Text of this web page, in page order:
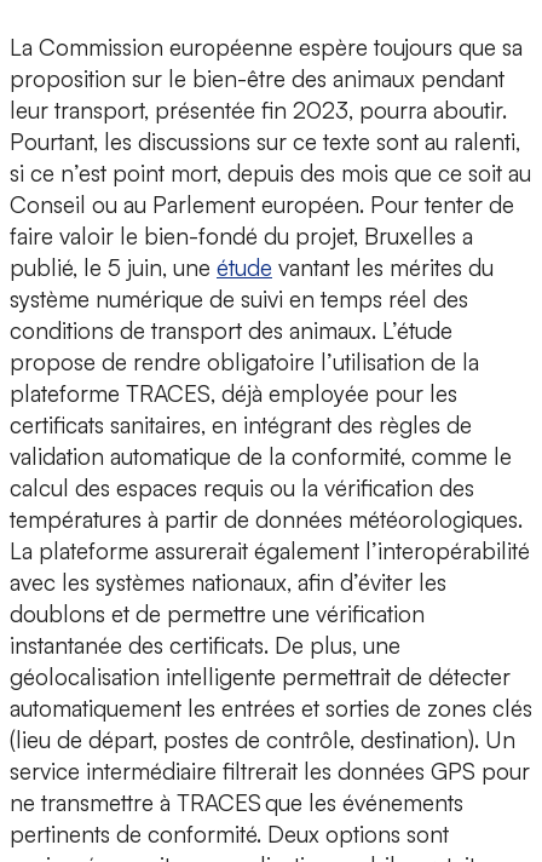
La Commission européenne espère toujours que sa
proposition sur le bien-être des animaux pendant
leur transport, présentée fin 2023, pourra aboutir.
Pourtant, les discussions sur ce texte sont au ralenti,
si ce n’est point mort, depuis des mois que ce soit au
Conseil ou au Parlement européen. Pour tenter de
faire valoir le bien-fondé du projet, Bruxelles a
publié, le 5 juin, une étude vantant les mérites du
système numérique de suivi en temps réel des
conditions de transport des animaux. L’étude
propose de rendre obligatoire l’utilisation de la
plateforme TRACES, déjà employée pour les
certificats sanitaires, en intégrant des règles de
validation automatique de la conformité, comme le
calcul des espaces requis ou la vérification des
températures à partir de données météorologiques.
La plateforme assurerait également l’interopérabilité
avec les systèmes nationaux, afin d’éviter les
doublons et de permettre une vérification
instantanée des certificats. De plus, une
géolocalisation intelligente permettrait de détecter
automatiquement les entrées et sorties de zones clés
(lieu de départ, postes de contrôle, destination). Un
service intermédiaire filtrerait les données GPS pour
ne transmettre à TRACES que les événements
pertinents de conformité. Deux options sont